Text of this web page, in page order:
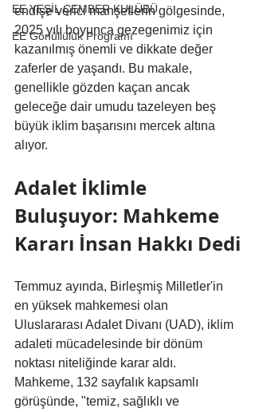
EE YEŞİL ÇEMBER KULÜBÜ
EE Gönüllülük Programı
endişe verici manşetlerin gölgesinde,
2025 yılı boyunca gezegenimiz için
kazanılmış önemli ve dikkate değer
zaferler de yaşandı. Bu makale,
genellikle gözden kaçan ancak
geleceğe dair umudu tazeleyen beş
büyük iklim başarısını mercek altına
alıyor.
Adalet İklimle
Buluşuyor: Mahkeme
Kararı İnsan Hakkı Dedi
Temmuz ayında, Birleşmiş Milletler'in
en yüksek mahkemesi olan
Uluslararası Adalet Divanı (UAD), iklim
adaleti mücadelesinde bir dönüm
noktası niteliğinde karar aldı.
Mahkeme, 132 sayfalık kapsamlı
görüşünde, "temiz, sağlıklı ve